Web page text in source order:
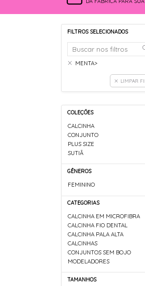
FILTROS SELECIONADOS
MENTA>
LIMPAR
COLEÇÕES
CALCINHA
CONJUNTO
PLUS SIZE
SUTIÃ
GÊNEROS
FEMININO
CATEGORIAS
CALCINHA EM MICROFIBRA
CALCINHA FIO DENTAL
CALCINHA PALA ALTA
CALCINHAS
CONJUNTOS SEM BOJO
MODELADORES
TAMANHOS